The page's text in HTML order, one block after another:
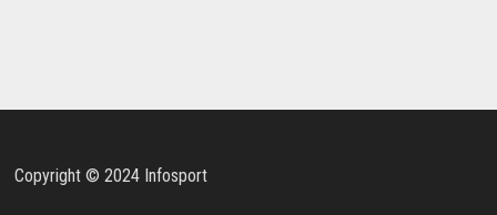
Copyright © 2024 Infosport